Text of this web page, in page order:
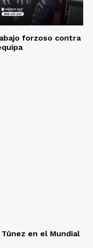
forzoso contra
en el Mundial